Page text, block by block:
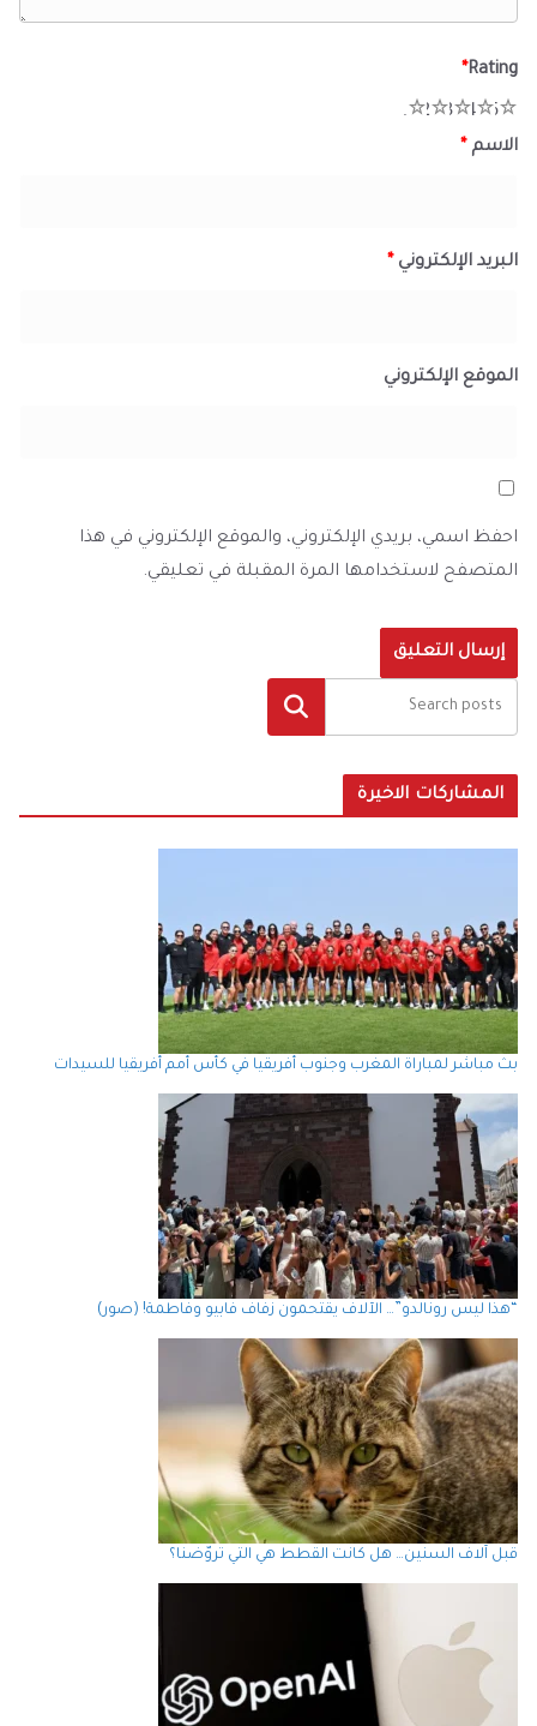
Rating
*
5
4
3
2
الاسم*
البريد الإلكتروني*
الموقع الإلكتروني
احفظ اسمي، بريدي الإلكتروني، والموقع الإلكتروني في هذا
المتصفح لاستخدامها المرة المقبلة في تعليقي.
البحث
المشاركات الاخيرة
بث مباشر لمباراة المغرب وجنوب أفريقيا في كأس أمم أفريقيا للسيدات
“هذا ليس رونالدو”… الآلاف يقتحمون زفاف فابيو وفاطمة! (صور)
قبل آلاف السنين… هل كانت القطط هي التي تروّضنا؟